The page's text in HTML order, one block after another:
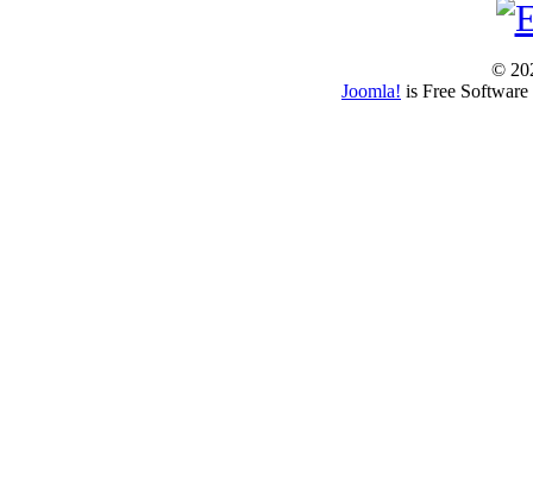
©
Joomla! is Free